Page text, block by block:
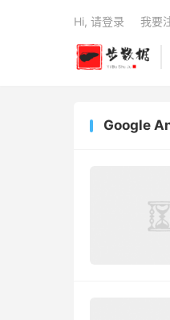
Hi, 请登录 我要
Google